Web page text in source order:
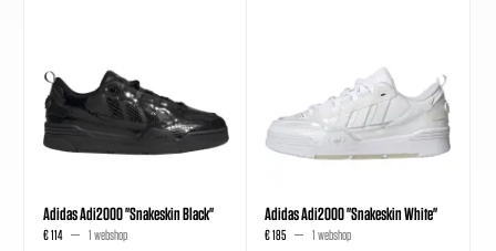
Adidas Adi2000 "Snakeskin Black"
€ 114 1 webshop
Adidas Adi2000 "Snakeskin White"
€ 185 1 webshop